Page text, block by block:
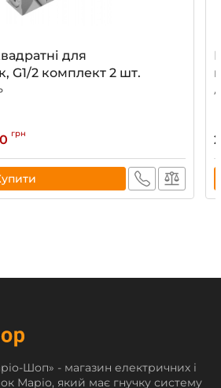
для
G1/2 комплект 2 шт.
грн
Шоп» - магазин електричних і
Маріо, який має гнучку систему